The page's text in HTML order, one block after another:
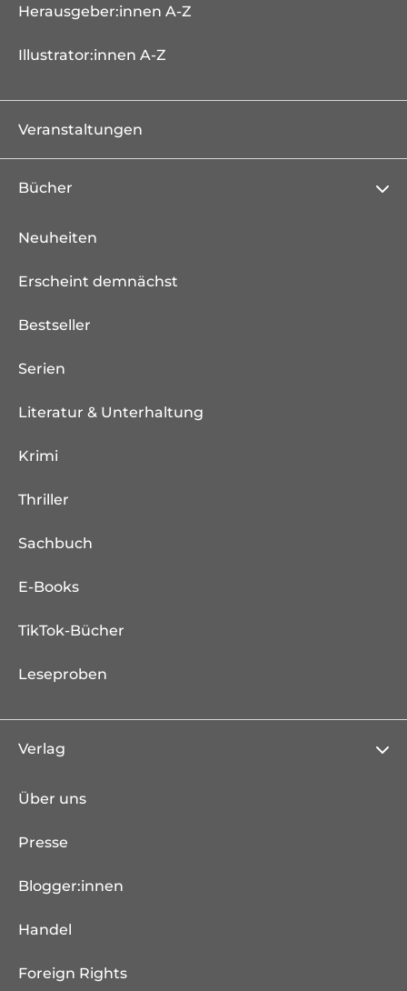
Herausgeber:innen A-Z
Illustrator:innen A-Z
Veranstaltungen
Bücher
Neuheiten
Erscheint demnächst
Bestseller
Serien
Literatur & Unterhaltung
Krimi
Thriller
Sachbuch
E-Books
TikTok-Bücher
Leseproben
Verlag
Über uns
Presse
Blogger:innen
Handel
Foreign Rights